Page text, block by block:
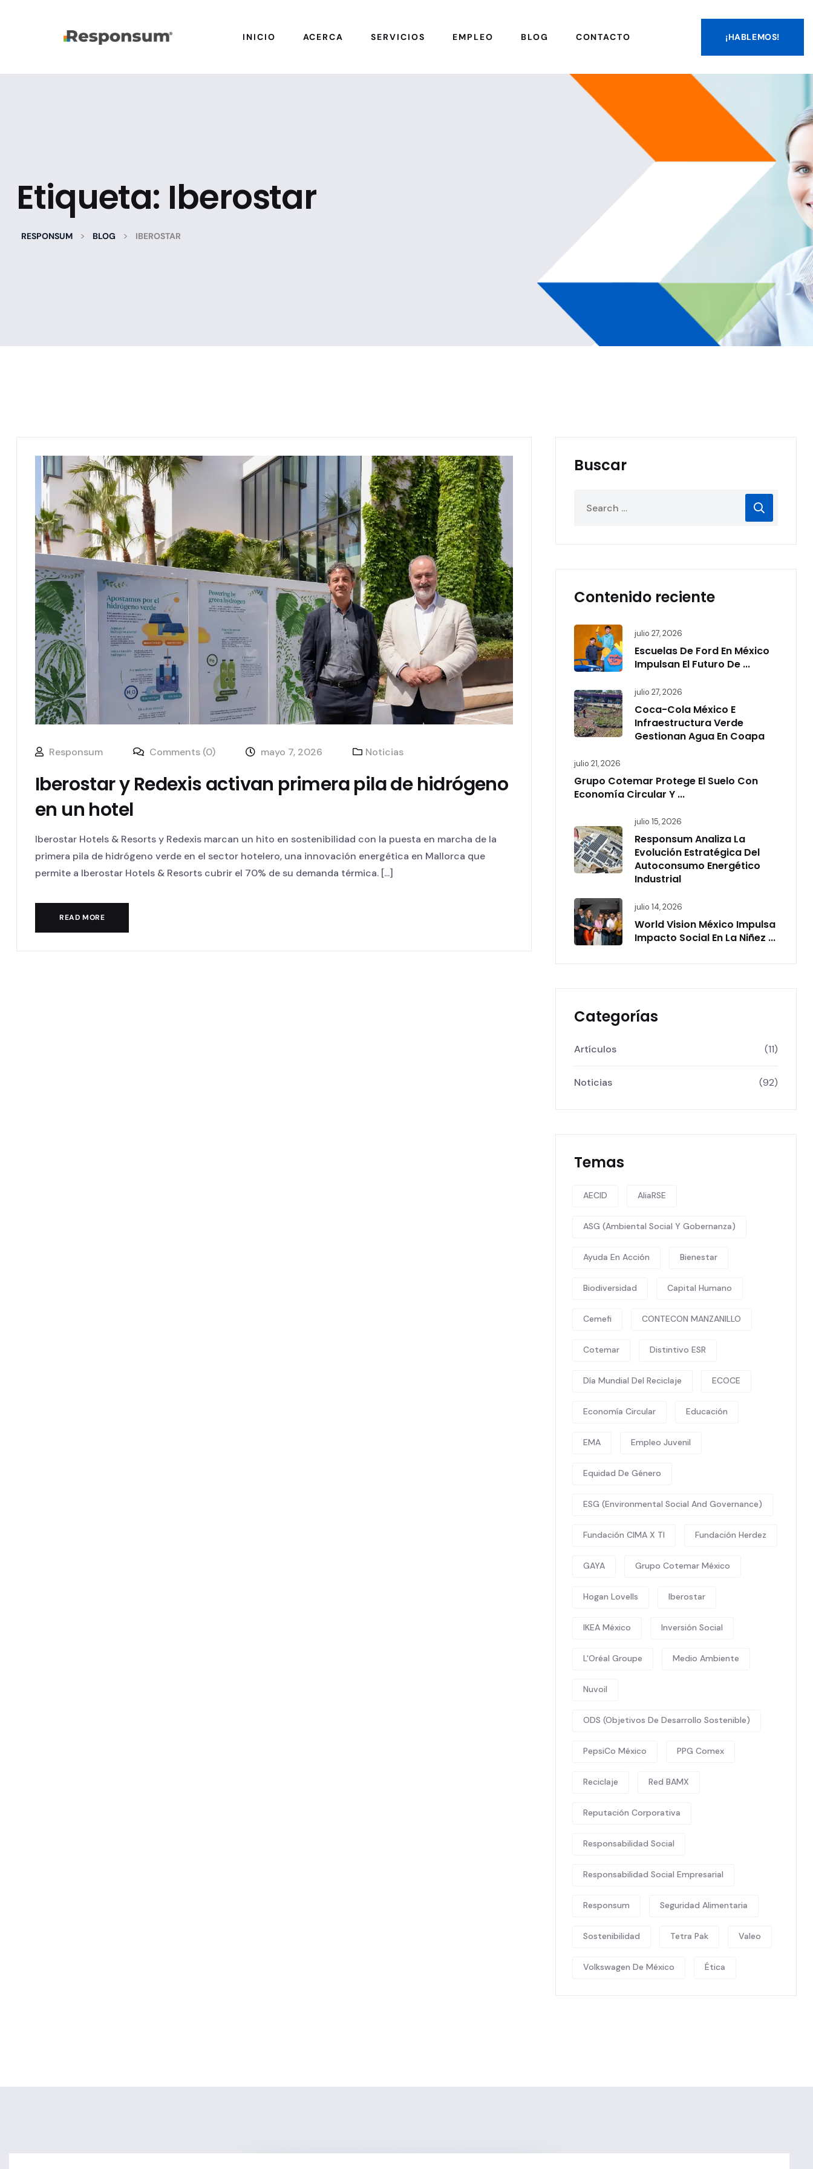
INICIO ACERCA SERVICIOS EMPLEO BLOG CONTACTO ¡HABLEMOS!
Etiqueta: Iberostar
RESPONSUM > BLOG > IBEROSTAR
Responsum Comments (0) mayo 7, 2026 Noticias
Iberostar y Redexis activan primera pila de hidrógeno
en un hotel
Iberostar Hotels & Resorts y Redexis marcan un hito en sostenibilidad con la puesta en marcha de la
primera pila de hidrógeno verde en el sector hotelero, una innovación energética en Mallorca que
permite a Iberostar Hotels & Resorts cubrir el 70% de su demanda térmica. [...]
READ MORE
Buscar
Contenido reciente
julio 27, 2026
Escuelas De Ford En México
Impulsan El Futuro De ...
julio 27, 2026
Coca-Cola México E
Infraestructura Verde
Gestionan Agua En Coapa
julio 21, 2026
Grupo Cotemar Protege El Suelo Con
Economía Circular Y ...
julio 15, 2026
Responsum Analiza La
Evolución Estratégica Del
Autoconsumo Energético
Industrial
julio 14, 2026
World Vision México Impulsa
Impacto Social En La Niñez ...
Categorías
Artículos (11)
Noticias (92)
Temas
AECID AliaRSE
ASG (Ambiental Social Y Gobernanza)
Ayuda En Acción Bienestar
Biodiversidad Capital Humano
Cemefi CONTECON MANZANILLO
Cotemar Distintivo ESR
Día Mundial Del Reciclaje ECOCE
Economía Circular Educación
EMA Empleo Juvenil
Equidad De Género
ESG (Environmental Social And Governance)
Fundación CIMA X TI Fundación Herdez
GAYA Grupo Cotemar México
Hogan Lovells Iberostar
IKEA México Inversión Social
L'Oréal Groupe Medio Ambiente
Nuvoil
ODS (Objetivos De Desarrollo Sostenible)
PepsiCo México PPG Comex
Reciclaje Red BAMX
Reputación Corporativa
Responsabilidad Social
Responsabilidad Social Empresarial
Responsum Seguridad Alimentaria
Sostenibilidad Tetra Pak Valeo
Volkswagen De México Ética